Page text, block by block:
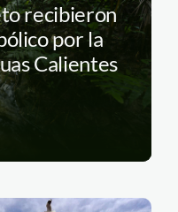
recibieron
por la
Calientes